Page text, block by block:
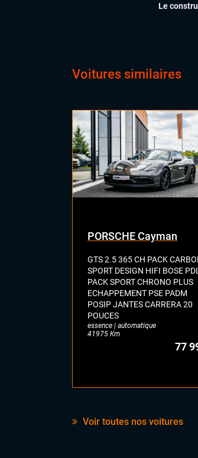
Le
Voitures similaires
PORSCHE Cayman
GTS 2.5 365 CH PACK
SPORT DESIGN HIFI BOSE
PACK SPORT CHRONO PLUS
ECHAPPEMENT PSE PADM
POSIP JANTES CARRERA 20
POUCES
essence | automatique
41975 Km
77
Voir toutes nos voitures